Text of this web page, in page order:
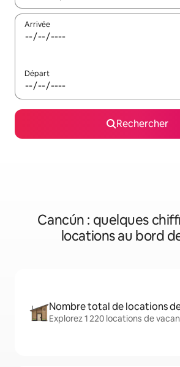
Arrivée
Départ
Rechercher
Cancún : quelques
locations au bord
Nombre total de locations
Explorez 1 220 locations de